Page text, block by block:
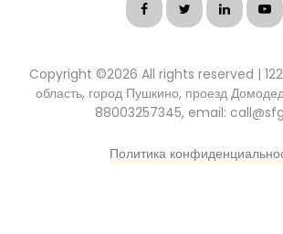
Copyright ©2026 All rights reserved |
область, город Пушкино, проезд
88003257345, email:
Политика